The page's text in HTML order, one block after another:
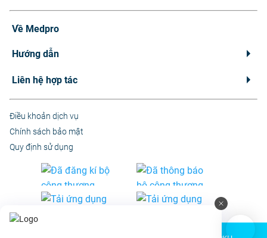
Về Medpro
Hướng dẫn
Liên hệ hợp tác
Điều khoản dịch vụ
Chính sách bảo mật
Quy định sử dụng